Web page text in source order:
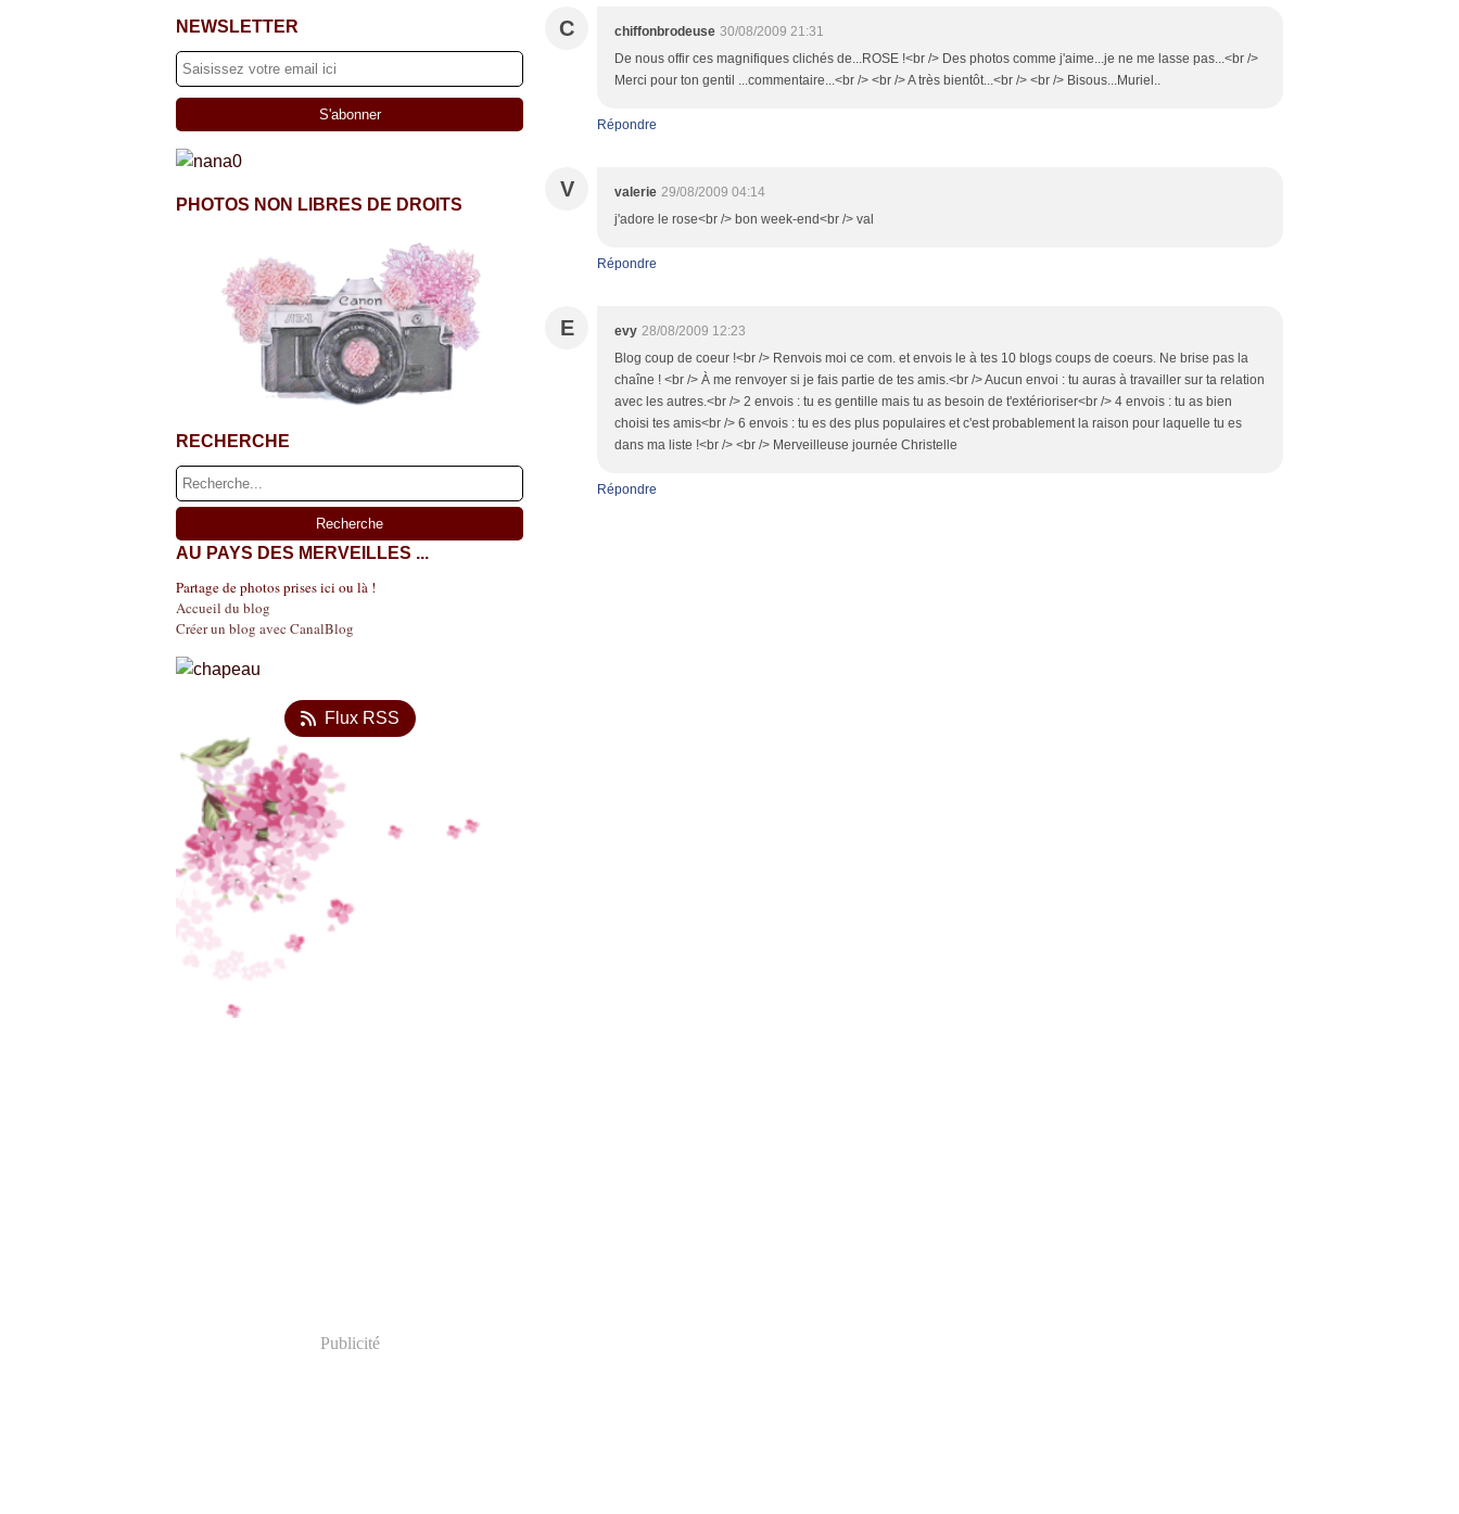
NEWSLETTER
PHOTOS NON LIBRES DE DROITS
RECHERCHE
AU PAYS DES MERVEILLES ...
Partage de photos prises ici ou là !
Accueil du blog
Créer un blog avec CanalBlog
Flux RSS
Publicité
C chiffonbrodeuse 30/08/2009 21:31
De nous offir ces magnifiques clichés de...ROSE !<br /> Des photos comme j'aime...je ne me lasse pas...<br />
Merci pour ton gentil ...commentaire...<br /> <br /> A très bientôt...<br /> <br /> Bisous...Muriel..
Répondre
V valerie 29/08/2009 04:14
j'adore le rose<br /> bon week-end<br /> val
Répondre
E evy 28/08/2009 12:23
Blog coup de coeur !<br /> Renvois moi ce com. et envois le à tes 10 blogs coups de coeurs. Ne brise pas la
chaîne ! <br /> À me renvoyer si je fais partie de tes amis.<br /> Aucun envoi : tu auras à travailler sur ta relation
avec les autres.<br /> 2 envois : tu es gentille mais tu as besoin de t'extérioriser<br /> 4 envois : tu as bien
choisi tes amis<br /> 6 envois : tu es des plus populaires et c'est probablement la raison pour laquelle tu es
dans ma liste !<br /> <br /> Merveilleuse journée Christelle
Répondre